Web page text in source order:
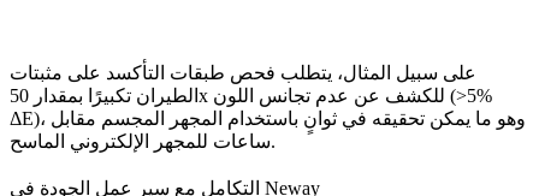
على سبيل المثال، يتطلب فحص طبقات التأكسد على مثبتات
الطيران تكبيرًا بمقدار 50x للكشف عن عدم تجانس اللون (>5%
ΔE)، وهو ما يمكن تحقيقه في ثوانٍ باستخدام المجهر المجسم مقابل
ساعات للمجهر الإلكتروني الماسح.
التكامل مع سير عمل الجودة في Neway